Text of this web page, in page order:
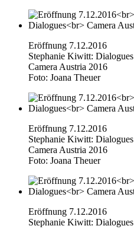
Eröffnung 7.12.2016
Stephanie Kiwitt: Dialogues
Camera Austria 2016
Foto: Joana Theuer
Eröffnung 7.12.2016
Stephanie Kiwitt: Dialogues
Camera Austria 2016
Foto: Joana Theuer
Eröffnung 7.12.2016
Stephanie Kiwitt: Dialogues